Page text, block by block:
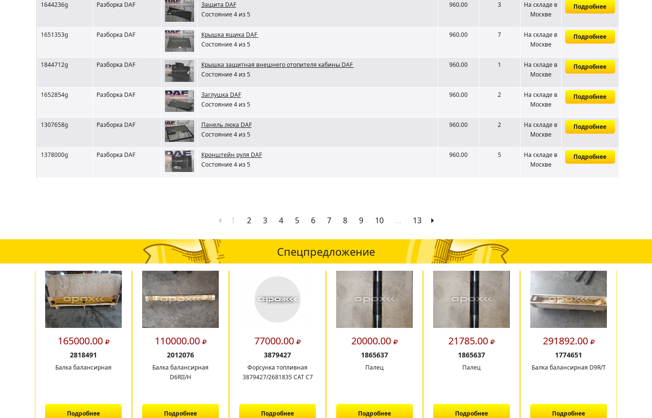
1644236g Разборка DAF
Защита DAF
Состояние 4 из 5
960.00 3 На складе в
Москве
Подробнее
1651353g Разборка DAF
Крышка ящика DAF
Состояние 4 из 5
960.00 7 На складе в
Москве
Подробнее
1844712g Разборка DAF
Крышка защитная внешнего отопителя кабины DAF
Состояние 4 из 5
960.00 1 На складе в
Москве
Подробнее
1652854g Разборка DAF
Заглушка DAF
Состояние 4 из 5
960.00 2 На складе в
Москве
Подробнее
1307658g Разборка DAF
Панель люка DAF
Состояние 4 из 5
960.00 2 На складе в
Москве
Подробнее
1378000g Разборка DAF
Кронштейн руля DAF
Состояние 4 из 5
960.00 5 На складе в
Москве
Подробнее
1 2 3 4 5 6 7 8 9 10 ... 13
Спецпредложение
165000.00
2818491
Балка балансирная
Подробнее
110000.00
2012076
Балка балансирная
D6RII/H
Подробнее
77000.00
3879427
Форсунка топливная
3879427/2681835 CAT C7
Подробнее
20000.00
1865637
Палец
Подробнее
21785.00
1865637
Палец
Подробнее
291892.00
1774651
Балка балансирная D9R/T
Подробнее